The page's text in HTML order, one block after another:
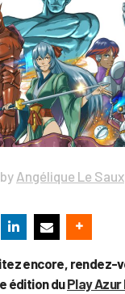
by Angélique Le Saux
encore, rendez-
édition duPlay